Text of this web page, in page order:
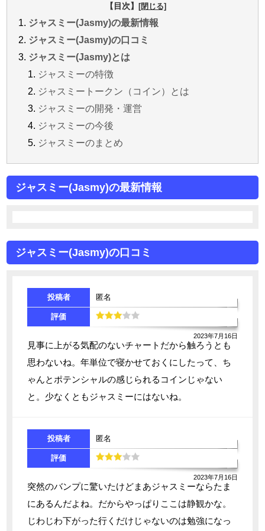
【目次】
ジャスミー(Jasmy)の最新情報
ジャスミー(Jasmy)の口コミ
ジャスミー(Jasmy)とは
ジャスミーの特徴
ジャスミートークン（コイン）とは
ジャスミーの開発・運営
ジャスミーの今後
ジャスミーのまとめ
ジャスミー(Jasmy)の最新情報
ジャスミー(Jasmy)の口コミ
投稿者 匿名
評価
2023年7月16日
見事に上がる気配のないチャートだから触ろうとも
思わないね。年単位で寝かせておくにしたって、ち
ゃんとポテンシャルの感じられるコインじゃない
と。少なくともジャスミーにはないね。
投稿者 匿名
評価
2023年7月16日
突然のバンプに驚いたけどまあジャスミーならたま
にあるんだよね。だからやっぱりここは静観かな。
じわじわ下がった行くだけじゃないのは勉強になっ